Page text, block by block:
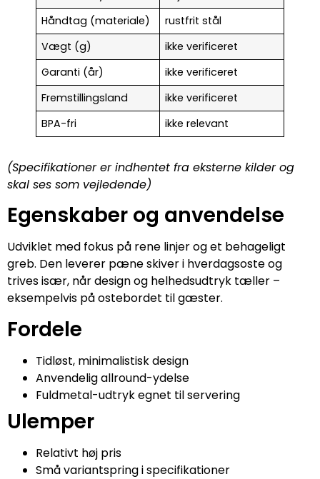
Håndtag (materiale)
rustfrit stål
Vægt (g)
ikke verificeret
Garanti (år)
ikke verificeret
Fremstillingsland
ikke verificeret
BPA-fri
ikke relevant
(Specifikationer er indhentet fra eksterne kilder og
skal ses som vejledende)
Egenskaber og anvendelse
Udviklet med fokus på rene linjer og et behageligt
greb. Den leverer pæne skiver i hverdagsoste og
trives især, når design og helhedsudtryk tæller –
eksempelvis på ostebordet til gæster.
Fordele
Tidløst, minimalistisk design
Anvendelig allround-ydelse
Fuldmetal-udtryk egnet til servering
Ulemper
Relativt høj pris
Små variantspring i specifikationer